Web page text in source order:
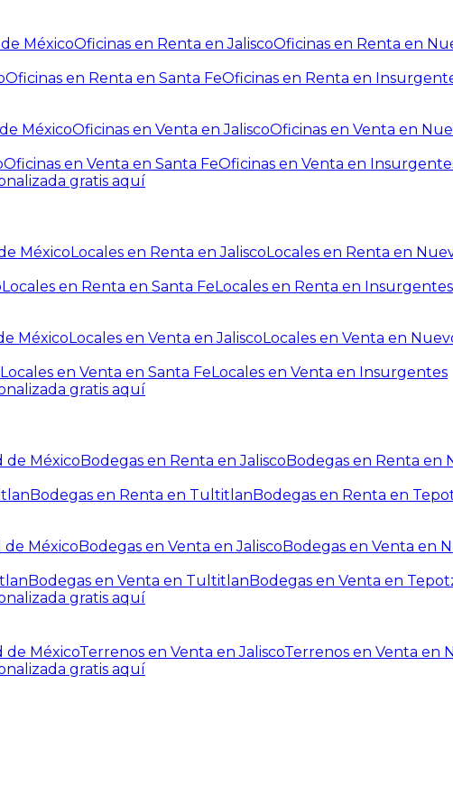
MéxicoOficinas en Renta en JaliscoOficinas en Renta en
Oficinas en Renta en Santa FeOficinas en Renta en
MéxicoOficinas en Venta en JaliscoOficinas en Venta en
Oficinas en Venta en Santa FeOficinas en Venta en
gratis aquí
MéxicoLocales en Renta en JaliscoLocales en Renta en
Locales en Renta en Santa FeLocales en Renta en Insurgentes
MéxicoLocales en Venta en JaliscoLocales en Venta en
Locales en Venta en Santa FeLocales en Venta en Insurgentes
gratis aquí
de MéxicoBodegas en Renta en JaliscoBodegas en Renta en
Bodegas en Renta en TultitlanBodegas en Renta en
de MéxicoBodegas en Venta en JaliscoBodegas en Venta en
Bodegas en Venta en TultitlanBodegas en Venta en
gratis aquí
de MéxicoTerrenos en Venta en JaliscoTerrenos en Venta en
gratis aquí